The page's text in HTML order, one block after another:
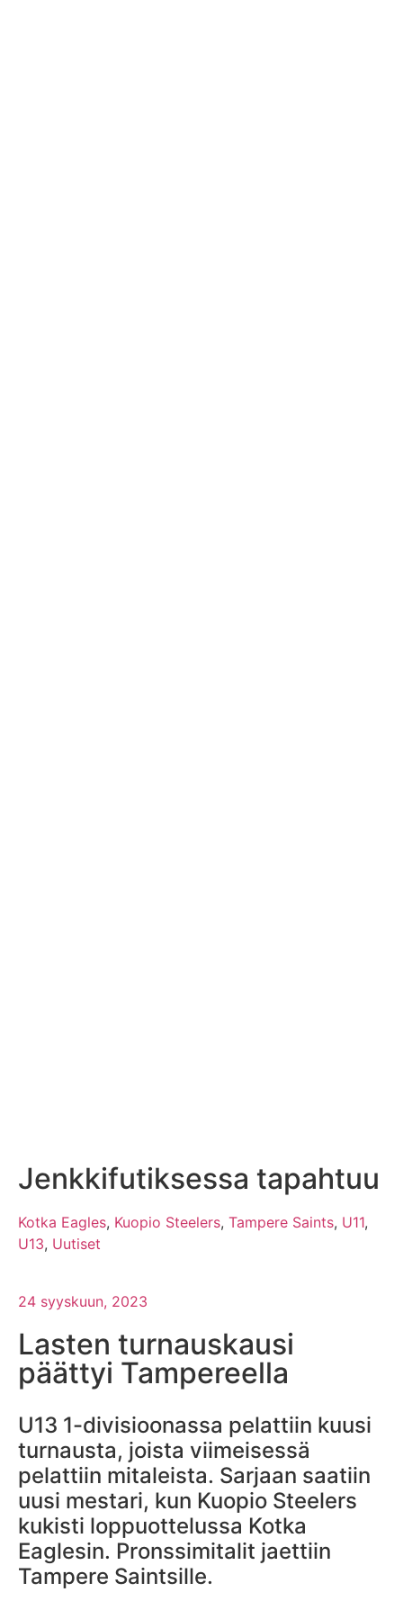
Jenkkifutiksessa tapahtuu
Kotka Eagles, Kuopio Steelers, Tampere Saints, U11,
U13, Uutiset
24 syyskuun, 2023
Lasten turnauskausi
päättyi Tampereella
U13 1-divisioonassa pelattiin kuusi
turnausta, joista viimeisessä
pelattiin mitaleista. Sarjaan saatiin
uusi mestari, kun Kuopio Steelers
kukisti loppuottelussa Kotka
Eaglesin. Pronssimitalit jaettiin
Tampere Saintsille.